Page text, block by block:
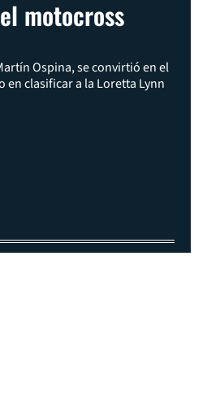
motocross
Ospina, se convirtió en el
clasificar a la Loretta Lynn